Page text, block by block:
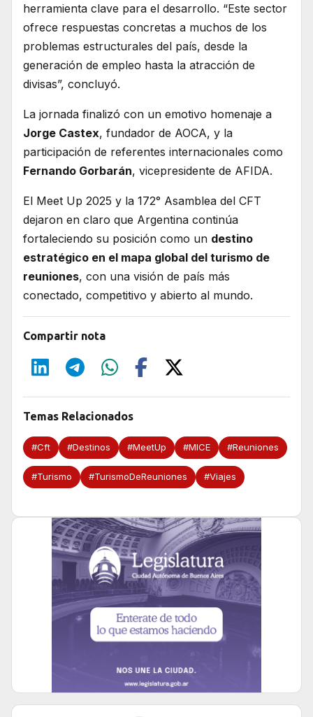
herramienta clave para el desarrollo. “Este sector
ofrece respuestas concretas a muchos de los
problemas estructurales del país, desde la
generación de empleo hasta la atracción de
divisas”, concluyó.
La jornada finalizó con un emotivo homenaje a
Jorge Castex, fundador de AOCA, y la
participación de referentes internacionales como
Fernando Gorbarán, vicepresidente de AFIDA.
El Meet Up 2025 y la 172° Asamblea del CFT
dejaron en claro que Argentina continúa
fortaleciendo su posición como un destino
estratégico en el mapa global del turismo de
reuniones, con una visión de país más
conectado, competitivo y abierto al mundo.
Compartir nota
Temas Relacionados
#Cft #Destinos #MeetUp #MICE #Reuniones
#Turismo #TurismoDeReuniones #Viajes